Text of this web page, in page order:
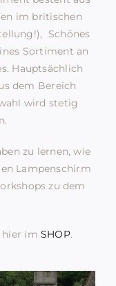
im britischen
Schönes
Sortiment an
Hauptsächlich
dem Bereich
wird stetig
zu lernen, wie
Lampenschirm
zu dem
hier im SHOP.